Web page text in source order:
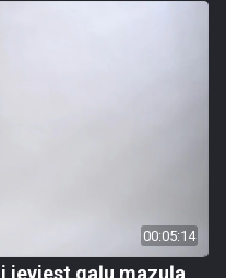
00:05:14
ieviest gaļu mazuļa